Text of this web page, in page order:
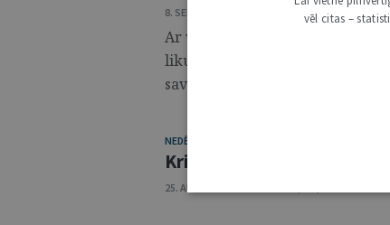
8. SEPTEMBRIS 2009 • NR. 36 (579)
Ar vietējo pašvaldību visbiežāk
likumos noteikto kompetenci
saviem iedzīvotājiem. Lai gan
NEDĒĻAS JURISTS
Kristīne Jaunzeme
25. AUGUSTS 2009 • NR. 34 (577)
vēl citas –